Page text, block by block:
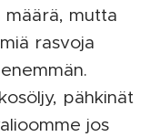
määrä, mutta
rasvoja
pähkinät
jos